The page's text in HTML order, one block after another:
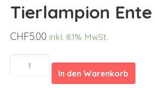
Tierlampion Ente
CHF5.00 inkl. 8.1% MwSt.
Tierlampion
Menge
In den Warenkorb